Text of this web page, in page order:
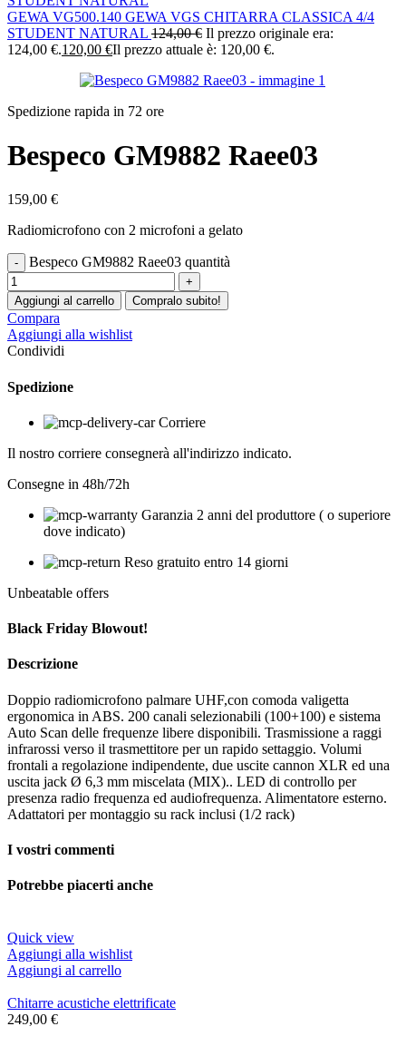
GEWA VG500.140 GEWA VGS CHITARRA CLASSICA 4/4
STUDENT NATURAL 124,00€ Il prezzo originale era:
124,00 €.120,00 €Il prezzo attuale è: 120,00 €.
Spedizione rapida in 72 ore
Bespeco GM9882 Raee03
159,00 €
Radiomicrofono con 2 microfoni a gelato
Bespeco GM9882 Raee03 quantità
Aggiungi al carrello Compralo subito!
Compara
Aggiungi alla wishlist
Condividi
Spedizione
Corriere
Il nostro corriere consegnerà all'indirizzo indicato.
Consegne in 48h/72h
Garanzia 2 anni del produttore ( o superiore
dove indicato)
Reso gratuito entro 14 giorni
Unbeatable offers
Black Friday Blowout!
Descrizione
Doppio radiomicrofono palmare UHF,con comoda valigetta
ergonomica in ABS. 200 canali selezionabili (100+100) e sistema
Auto Scan delle frequenze libere disponibili. Trasmissione a raggi
infrarossi verso il trasmettitore per un rapido settaggio. Volumi
frontali a regolazione indipendente, due uscite cannon XLR ed una
uscita jack Ø 6,3 mm miscelata (MIX).. LED di controllo per
presenza radio frequenza ed audiofrequenza. Alimentatore esterno.
Adattatori per montaggio su rack inclusi (1/2 rack)
I vostri commenti
Potrebbe piacerti anche
Quick view
Aggiungi alla wishlist
Aggiungi al carrello
Chitarre acustiche elettrificate
249,00 €